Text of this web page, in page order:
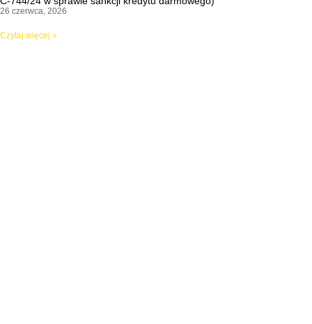
26 czerwca, 2026
Czytaj więcej »